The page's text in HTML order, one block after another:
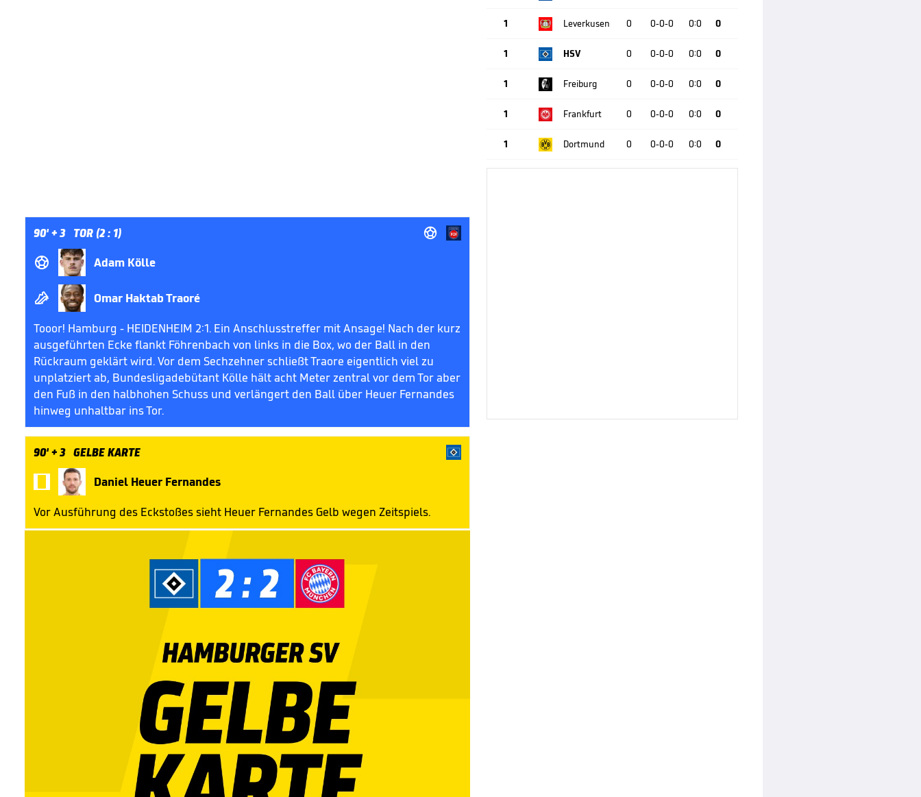
90'+ 3 TOR (2 : 1) 
 Adam Kölle

Omar Haktab Traoré
Tooor! Hamburg - HEIDENHEIM 2:1. Ein Anschlusstreffer mit Ansage! Nach der kurz
ausgeführten Ecke flankt Föhrenbach von links in die Box, wo der Ball in den
Rückraum geklärt wird. Vor dem Sechzehner schließt Traore eigentlich viel zu
unplatziert ab, Bundesligadebütant Kölle hält acht Meter zentral vor dem Tor aber
den Fuß in den halbhohen Schuss und verlängert den Ball über Heuer Fernandes
hinweg unhaltbar ins Tor.
90'+ 3 GELBE KARTE
Daniel Heuer Fernandes
Vor Ausführung des Eckstoßes sieht Heuer Fernandes Gelb wegen Zeitspiels.
1 Leverkusen 0 0-0-0 0:0 0
1 HSV 0 0-0-0 0:0 0
1 Freiburg 0 0-0-0 0:0 0
1 Frankfurt 0 0-0-0 0:0 0
1 Dortmund 0 0-0-0 0:0 0